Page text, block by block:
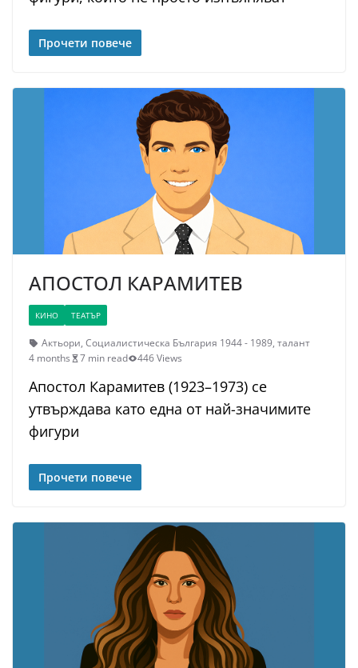
Прочети повече
АПОСТОЛ КАРАМИТЕВ
КИНО ТЕАТЪР
Актьори, Социалистическа България 1944 - 1989, талант
4 months
7 min read 446 Views
Апостол Карамитев (1923–1973) се
утвърждава като една от най-значимите
фигури
Прочети повече